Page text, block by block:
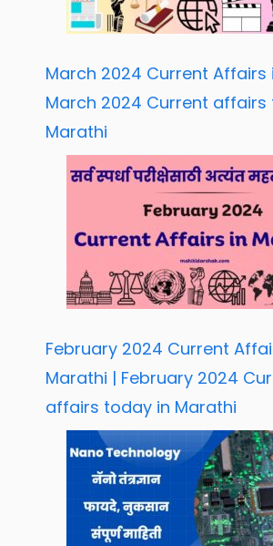
March 2024 Current Affairs
March 2024 Current affairs
Marathi
February 2024 Current
Marathi | February 2024
affairs today in Marathi